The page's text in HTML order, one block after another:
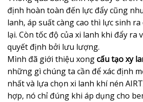
định hoàn toàn đến lực đẩy cũng
lanh, áp suất càng cao thì lực sinh
lại. Còn tốc độ của xi lanh khi đẩy ra
quyết định bởi lưu lượng.
Mình đã giới thiệu xongcấu tạo xy
những gì chúng ta cần để xác định
nhất và lựa chọn xi lanh khí nén
hợp, nó chỉ đúng khi áp dụng cho